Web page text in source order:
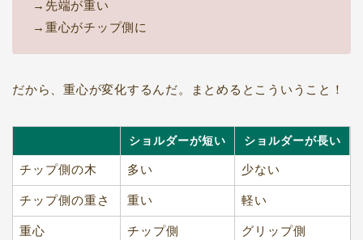
→先端が重い
→重心がチップ側に
だから、重心が変化するんだ。まとめるとこういうこと！
ショルダーが短い ショルダーが長い
チップ側の木 多い 少ない
チップ側の重さ 重い 軽い
重心 チップ側 グリップ側